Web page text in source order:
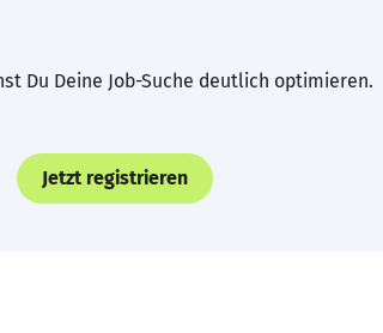
Du Deine Job-Suche deutlich optimieren.
Jetzt registrieren